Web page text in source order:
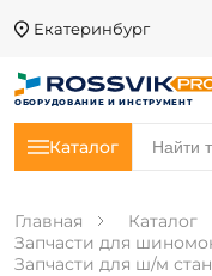
Екатеринбург
ОБОРУДОВАНИЕ И ИНСТРУМЕНТ
Каталог
Главная Каталог
Запчасти для
Запчасти для ш/м